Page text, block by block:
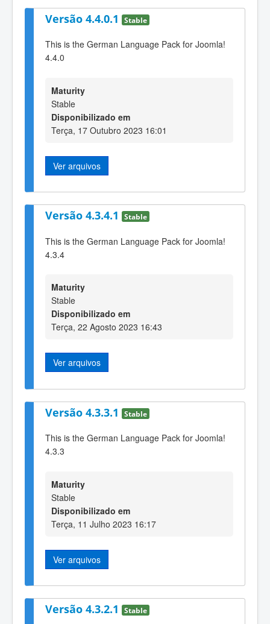
Versão 4.4.0.1 Stable
This is the German Language Pack for Joomla!
4.4.0
Maturity
Stable
Disponibilizado em
Terça, 17 Outubro 2023 16:01
Ver arquivos
Versão 4.3.4.1 Stable
This is the German Language Pack for Joomla!
4.3.4
Maturity
Stable
Disponibilizado em
Terça, 22 Agosto 2023 16:43
Ver arquivos
Versão 4.3.3.1 Stable
This is the German Language Pack for Joomla!
4.3.3
Maturity
Stable
Disponibilizado em
Terça, 11 Julho 2023 16:17
Ver arquivos
Versão 4.3.2.1 Stable